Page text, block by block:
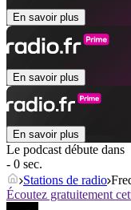
En savoir plus
En savoir plus
En savoir plus
Le podcast débute dans
- 0 sec.
Stations de radio
Écoutez gratuitement